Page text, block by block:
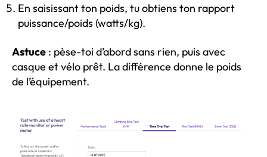
En saisissant ton poids, tu obtiens ton rapport
puissance/poids (watts/kg).
Astuce : pèse-toi d’abord sans rien, puis avec
casque et vélo prêt. La différence donne le poids
de l’équipement.